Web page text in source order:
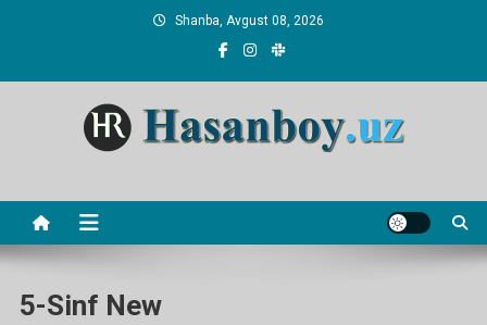
Shanba, Avgust 08, 2026
5-Sinf New